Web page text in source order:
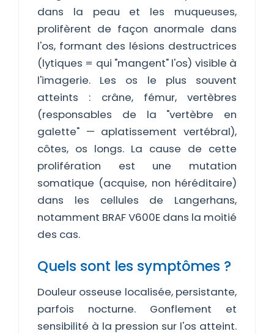
dans la peau et les muqueuses,
prolifèrent de façon anormale dans
l'os, formant des lésions destructrices
(lytiques = qui "mangent" l'os) visible à
l'imagerie. Les os le plus souvent
atteints : crâne, fémur, vertèbres
(responsables de la "vertèbre en
galette" — aplatissement vertébral),
côtes, os longs. La cause de cette
prolifération est une mutation
somatique (acquise, non héréditaire)
dans les cellules de Langerhans,
notamment BRAF V600E dans la moitié
des cas.
Quels sont les symptômes ?
Douleur osseuse localisée, persistante,
parfois nocturne. Gonflement et
sensibilité à la pression sur l'os atteint.